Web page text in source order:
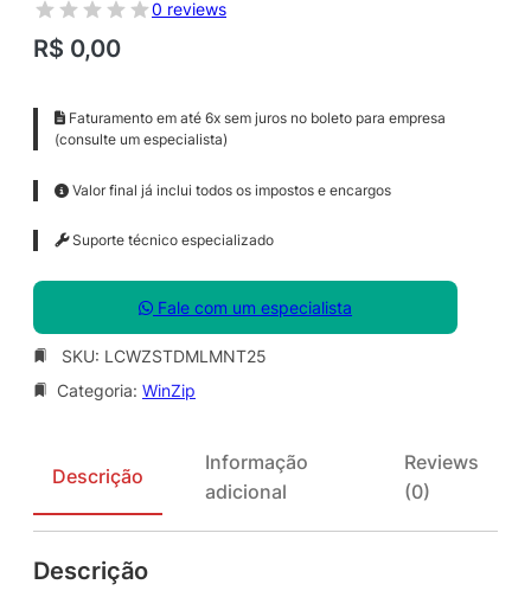
0 reviews
R$ 0,00
Faturamento em até 6x sem juros no boleto para empresa
(consulte um especialista)
Valor final já inclui todos os impostos e encargos
Suporte técnico especializado
Fale com um especialista
SKU: LCWZSTDMLMNT25
Categoria: WinZip
Descrição
Informação
adicional
Reviews
(0)
Descrição